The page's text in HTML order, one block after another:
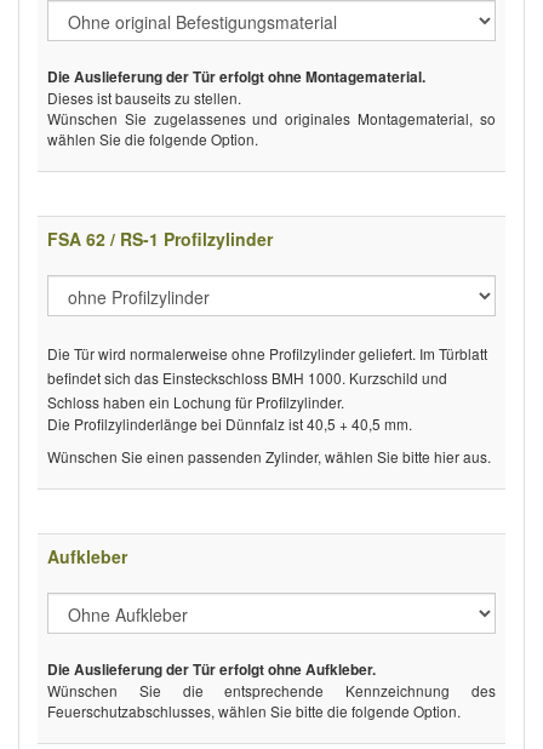
Die Auslieferung der Tür erfolgt ohne Montagematerial.
Dieses ist bauseits zu stellen.
Wünschen Sie zugelassenes und originales Montagematerial, so
wählen Sie die folgende Option.
FSA 62 / RS-1 Profilzylinder
Die Tür wird normalerweise ohne Profilzylinder geliefert. Im Türblatt
befindet sich das Einsteckschloss BMH 1000. Kurzschild und
Schloss haben ein Lochung für Profilzylinder.
Die Profilzylinderlänge bei Dünnfalz ist 40,5 + 40,5 mm.
Wünschen Sie einen passenden Zylinder, wählen Sie bitte hier aus.
Aufkleber
Die Auslieferung der Tür erfolgt ohne Aufkleber.
Wünschen Sie die entsprechende Kennzeichnung des
Feuerschutzabschlusses, wählen Sie bitte die folgende Option.